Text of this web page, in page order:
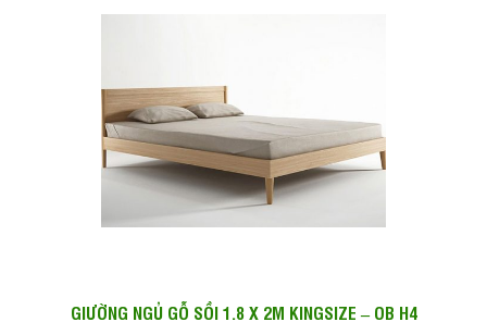
GIƯỜNG NGỦ GỖ SỒI 1.8 X 2M KINGSIZE – OB H4